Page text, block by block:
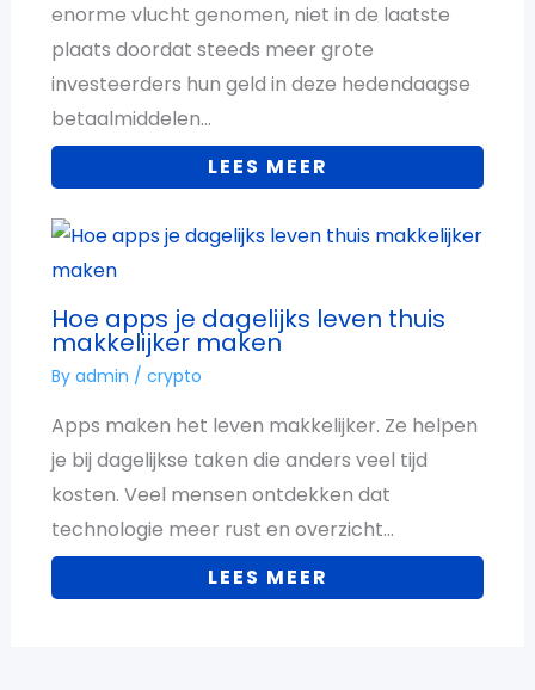
enorme vlucht genomen, niet in de laatste
plaats doordat steeds meer grote
investeerders hun geld in deze hedendaagse
betaalmiddelen…
LEES MEER
Hoe apps je dagelijks leven thuis
makkelijker maken
By admin / crypto
Apps maken het leven makkelijker. Ze helpen
je bij dagelijkse taken die anders veel tijd
kosten. Veel mensen ontdekken dat
technologie meer rust en overzicht…
LEES MEER